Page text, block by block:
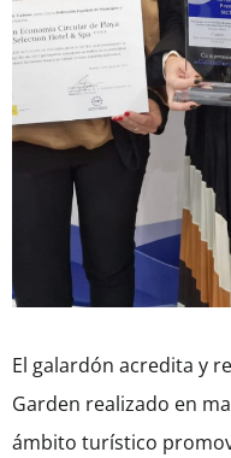
El galardón acredita y
Garden realizado en
ámbito turístico